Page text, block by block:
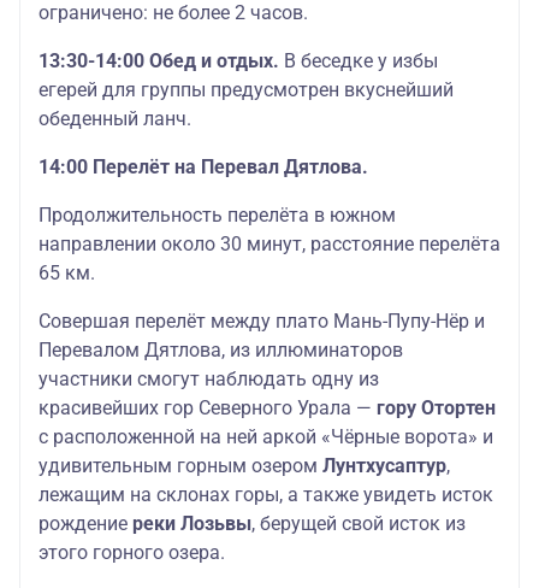
ограничено: не более 2 часов.
13:30-14:00 Обед и отдых. В беседке у избы
егерей для группы предусмотрен вкуснейший
обеденный ланч.
14:00 Перелёт на Перевал Дятлова.
Продолжительность перелёта в южном
направлении около 30 минут, расстояние перелёта
65 км.
Совершая перелёт между плато Мань-Пупу-Нёр и
Перевалом Дятлова, из иллюминаторов
участники смогут наблюдать одну из
красивейших гор Северного Урала — гору Отортен
с расположенной на ней аркой «Чёрные ворота» и
удивительным горным озером Лунтхусаптур,
лежащим на склонах горы, а также увидеть исток
рождение реки Лозьвы, берущей свой исток из
этого горного озера.